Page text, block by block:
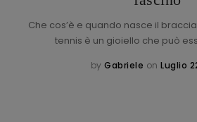
Che cos’è e quando nasce il
tennis è un gioiello che può
by Gabriele on Luglio